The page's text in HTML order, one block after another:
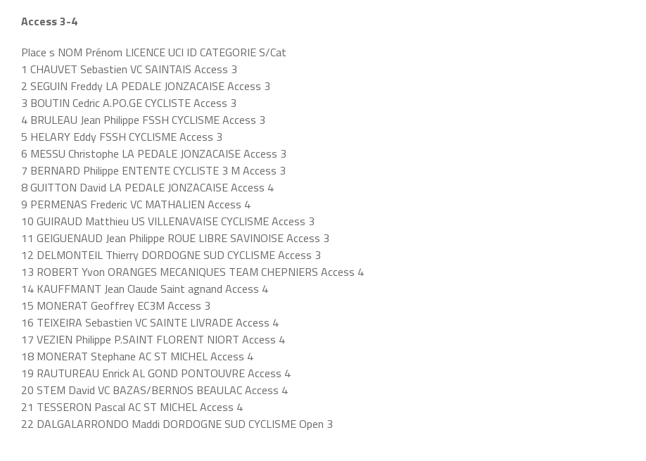
Access 3-4
Place s NOM Prénom LICENCE UCI ID CATEGORIE S/Cat
1 CHAUVET Sebastien VC SAINTAIS Access 3
2 SEGUIN Freddy LA PEDALE JONZACAISE Access 3
3 BOUTIN Cedric A.PO.GE CYCLISTE Access 3
4 BRULEAU Jean Philippe FSSH CYCLISME Access 3
5 HELARY Eddy FSSH CYCLISME Access 3
6 MESSU Christophe LA PEDALE JONZACAISE Access 3
7 BERNARD Philippe ENTENTE CYCLISTE 3 M Access 3
8 GUITTON David LA PEDALE JONZACAISE Access 4
9 PERMENAS Frederic VC MATHALIEN Access 4
10 GUIRAUD Matthieu US VILLENAVAISE CYCLISME Access 3
11 GEIGUENAUD Jean Philippe ROUE LIBRE SAVINOISE Access 3
12 DELMONTEIL Thierry DORDOGNE SUD CYCLISME Access 3
13 ROBERT Yvon ORANGES MECANIQUES TEAM CHEPNIERS Access 4
14 KAUFFMANT Jean Claude Saint agnand Access 4
15 MONERAT Geoffrey EC3M Access 3
16 TEIXEIRA Sebastien VC SAINTE LIVRADE Access 4
17 VEZIEN Philippe P.SAINT FLORENT NIORT Access 4
18 MONERAT Stephane AC ST MICHEL Access 4
19 RAUTUREAU Enrick AL GOND PONTOUVRE Access 4
20 STEM David VC BAZAS/BERNOS BEAULAC Access 4
21 TESSERON Pascal AC ST MICHEL Access 4
22 DALGALARRONDO Maddi DORDOGNE SUD CYCLISME Open 3